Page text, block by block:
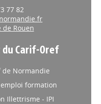
77 82
Rouen
Carif-Oref
de Normandie
formation
Illettrisme - IPI